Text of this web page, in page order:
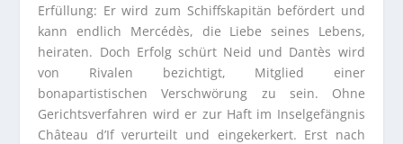
Erfüllung: Er wird zum Schiffskapitän befördert und
kann endlich Mercédès, die Liebe seines Lebens,
heiraten. Doch Erfolg schürt Neid und Dantès wird
von Rivalen bezichtigt, Mitglied einer
bonapartistischen Verschwörung zu sein. Ohne
Gerichtsverfahren wird er zur Haft im Inselgefängnis
Château d’If verurteilt und eingekerkert. Erst nach